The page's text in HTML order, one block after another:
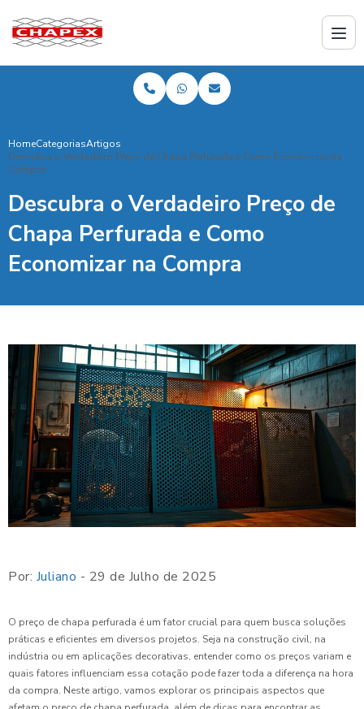
HomeCategoriasArtigos
Descubra o Verdadeiro Preço de Chapa Perfurada e Como Economizar na
Compra
Descubra o Verdadeiro Preço de
Chapa Perfurada e Como
Economizar na Compra
Por: Juliano - 29 de Julho de 2025
O preço de chapa perfurada é um fator crucial para quem busca soluções
práticas e eficientes em diversos projetos. Seja na construção civil, na
indústria ou em aplicações decorativas, entender como os preços variam e
quais fatores influenciam essa cotação pode fazer toda a diferença na hora
da compra. Neste artigo, vamos explorar os principais aspectos que